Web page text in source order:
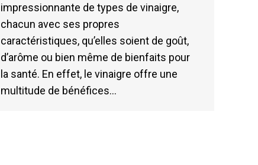
impressionnante de types de vinaigre,
chacun avec ses propres
caractéristiques, qu’elles soient de goût,
d’arôme ou bien même de bienfaits pour
la santé. En effet, le vinaigre offre une
multitude de bénéfices…